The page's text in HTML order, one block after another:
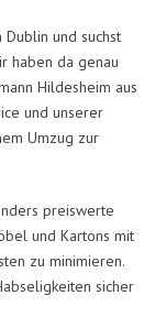
und suchst
haben da genau
Hildesheim aus
und unserer
Umzug zur
preiswerte
und Kartons mit
zu minimieren.
sicher